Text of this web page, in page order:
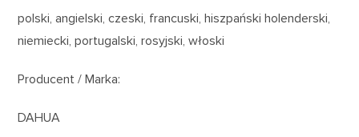
polski, angielski, czeski, francuski, hiszpański holenderski,
niemiecki, portugalski, rosyjski, włoski
Producent / Marka:
DAHUA